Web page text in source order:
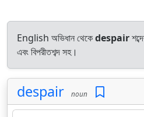
English অভিধান থেকেdespair
এবং বিপরীতশব্দ সহ।
despair noun